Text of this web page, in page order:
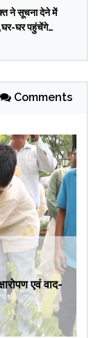
ने सूचना देने में
घर पहुंचेंगे
Comments
एवं वाद-